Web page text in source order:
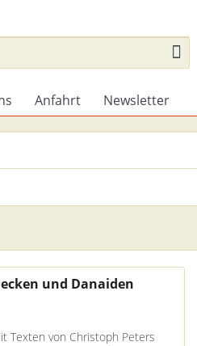
Anfahrt Newsletter
und Danaiden
Texten von Christoph Peters